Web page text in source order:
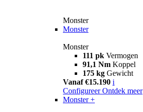
Monster
Monster
Monster
111 pk Vermogen
91,1 Nm Koppel
175 kg Gewicht
Vanaf €15.190 i
Configureer Ontdek meer
Monster +